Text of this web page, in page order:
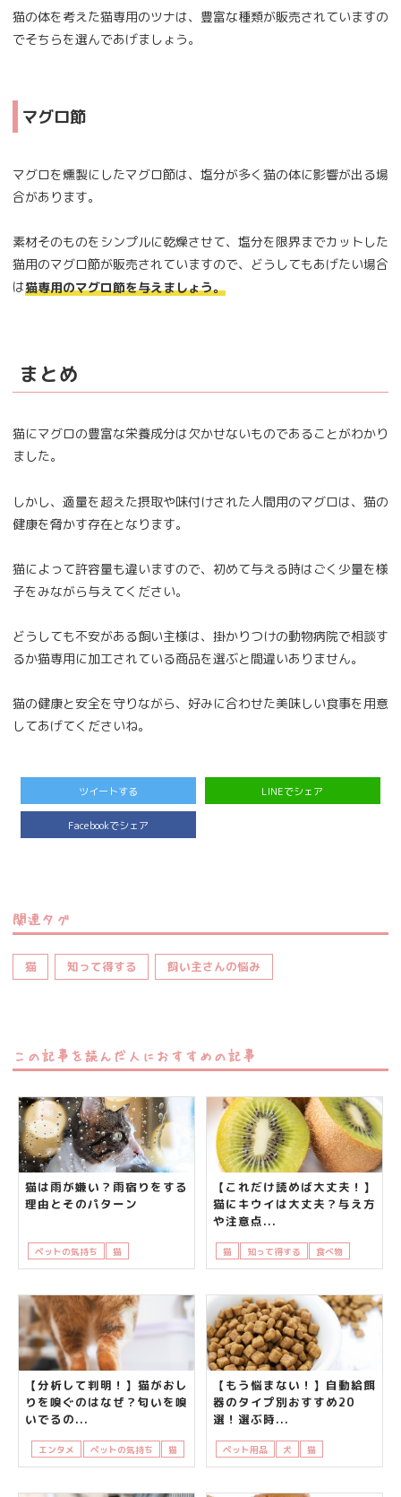
猫の体を考えた猫専用のツナは、豊富な種類が販売されていますの
でそちらを選んであげましょう。
マグロ節
マグロを燻製にしたマグロ節は、塩分が多く猫の体に影響が出る場
合があります。
素材そのものをシンプルに乾燥させて、塩分を限界までカットした
猫用のマグロ節が販売されていますので、どうしてもあげたい場合
は猫専用のマグロ節を与えましょう。
まとめ
猫にマグロの豊富な栄養成分は欠かせないものであることがわかり
ました。
しかし、適量を超えた摂取や味付けされた人間用のマグロは、猫の
健康を脅かす存在となります。
猫によって許容量も違いますので、初めて与える時はごく少量を様
子をみながら与えてください。
どうしても不安がある飼い主様は、掛かりつけの動物病院で相談す
るか猫専用に加工されている商品を選ぶと間違いありません。
猫の健康と安全を守りながら、好みに合わせた美味しい食事を用意
してあげてくださいね。
ツイートする LINEでシェア
Facebookでシェア
関連タグ
猫 知って得する 飼い主さんの悩み
この記事を読んだ人におすすめの記事
猫は雨が嫌い？雨宿りをする
理由とそのパターン
ペットの気持ち 猫
【これだけ読めば大丈夫！】
猫にキウイは大丈夫？与え方
や注意点...
猫 知って得する 食べ物
【分析して判明！】猫がおし
りを嗅ぐのはなぜ？匂いを嗅
いでるの...
エンタメ ペットの気持ち 猫
【もう悩まない！】自動給餌
器のタイプ別おすすめ20
選！選ぶ時...
ペット用品 犬 猫